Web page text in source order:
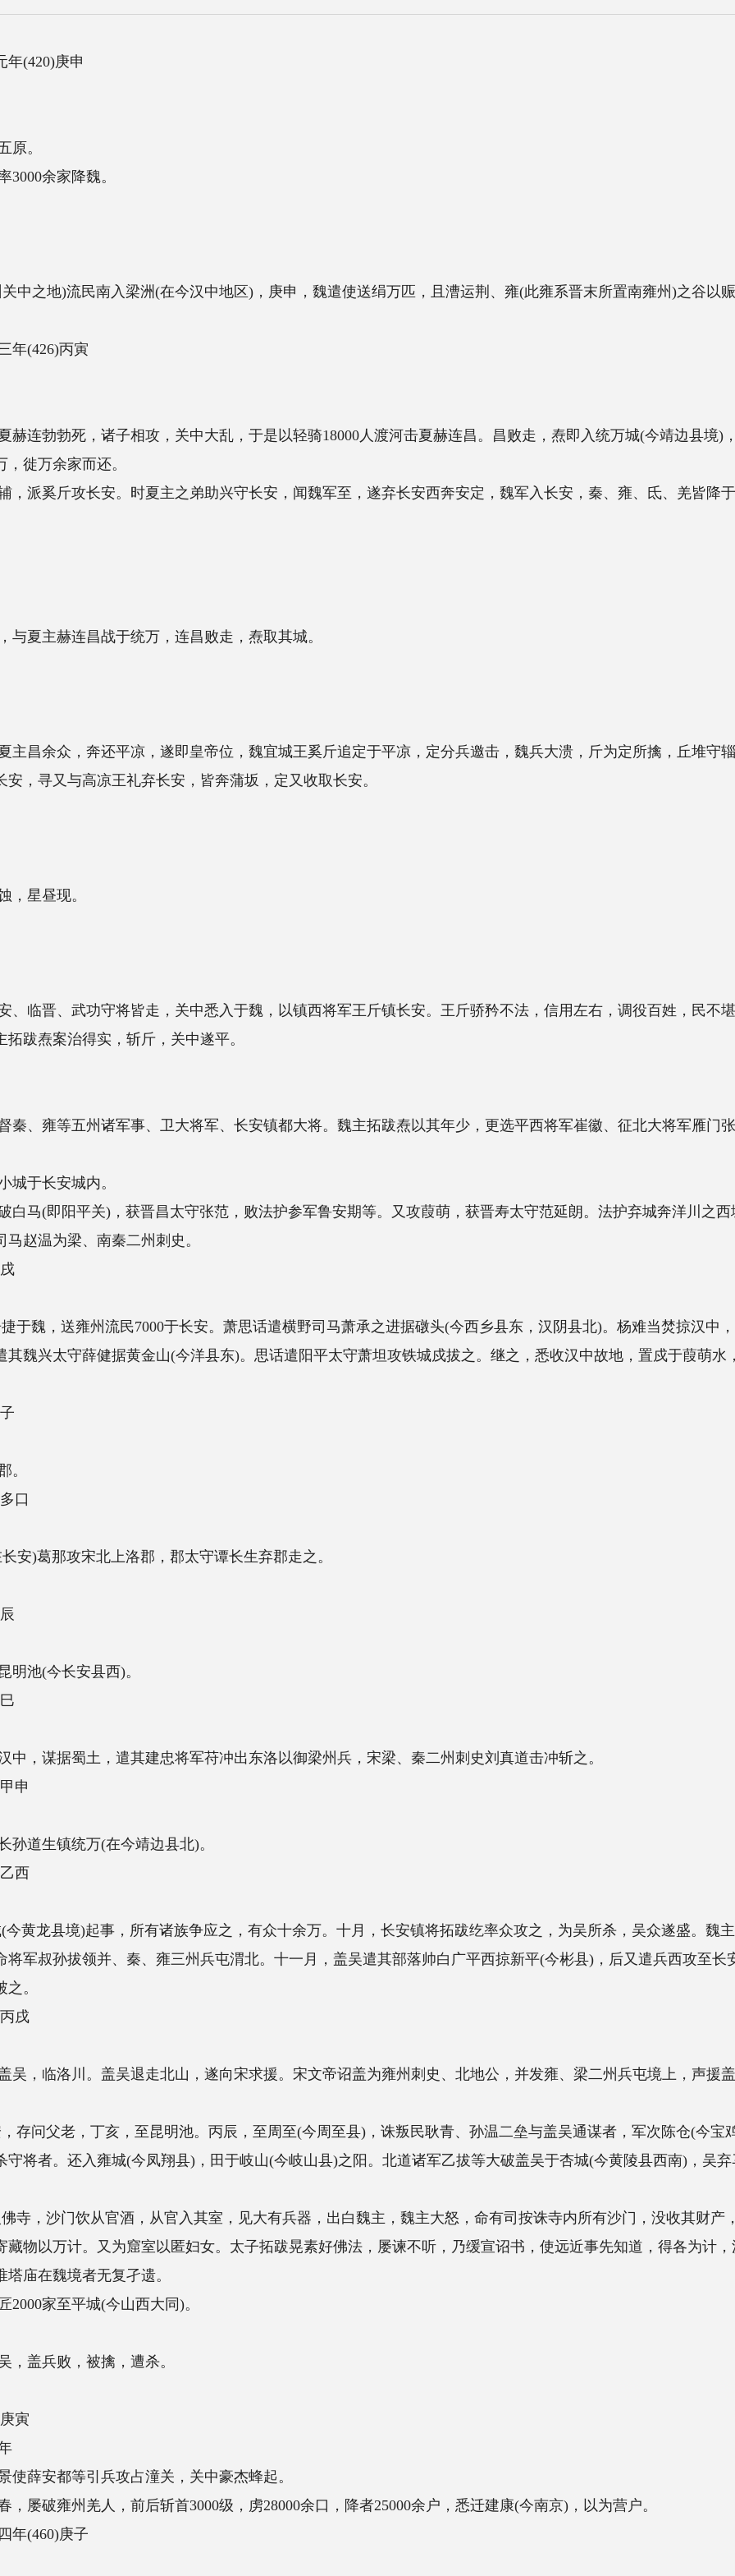
洲(在今汉中地区)，庚申，魏遣使送绢万匹，且漕运荆、雍(此雍系晋末所置南雍州)之谷以赈
相攻，关中大乱，于是以轻骑18000人渡河击夏赫连昌。昌败走，焘即入统万城(今靖边县境)，掠
时夏主之弟助兴守长安，闻魏军至，遂弃长安西奔安定，魏军入长安，秦、雍、氐、羌皆降于
统万，连昌败走，焘取其城。
凉，遂即皇帝位，魏宜城王奚斤追定于平凉，定分兵邀击，魏兵大溃，斤为定所擒，丘堆守辎重
礼弃长安，皆奔蒲坂，定又收取长安。
皆走，关中悉入于魏，以镇西将军王斤镇长安。王斤骄矜不法，信用左右，调役百姓，民不堪
，斩斤，关中遂平。
事、卫大将军、长安镇都大将。魏主拓跋焘以其年少，更选平西将军崔徽、征北大将军雁门张黎
晋昌太守张范，败法护参军鲁安期等。又攻葭萌，获晋寿太守范延朗。法护弃城奔洋川之西城，
二州刺史。
7000于长安。萧思话遣横野司马萧承之进据礅头(今西乡县东，汉阴县北)。杨难当焚掠汉中，引
黄金山(今洋县东)。思话遣阳平太守萧坦攻铁城戍拔之。继之，悉收汉中故地，置戍于葭萌水，萧
洛郡，郡太守谭长生弃郡走之。
)。
其建忠将军苻冲出东洛以御梁州兵，宋梁、秦二州刺史刘真道击冲斩之。
今靖边县北)。
有诸族争应之，有众十余万。十月，长安镇将拓跋纥率众攻之，为吴所杀，吴众遂盛。魏主拓
秦、雍三州兵屯渭北。十一月，盖吴遣其部落帅白广平西掠新平(今彬县)，后又遣兵西攻至长安，
退走北山，遂向宋求援。宋文帝诏盖为雍州刺史、北地公，并发雍、梁二州兵屯境上，声援盖
至昆明池。丙辰，至周至(今周至县)，诛叛民耿青、孙温二垒与盖吴通谋者，军次陈仓(今宝鸡
(今凤翔县)，田于岐山(今岐山县)之阳。北道诸军乙拔等大破盖吴于杏城(今黄陵县西南)，吴弃马道
，从官入其室，见大有兵器，出白魏主，魏主大怒，命有司按诛寺内所有沙门，没收其财产，大
窟室以匿妇女。太子拓跋晃素好佛法，屡谏不听，乃缓宣诏书，使远近事先知道，得各为计，沙门
复孑遗。
山西大同)。
，遭杀。
占潼关，关中豪杰蜂起。
后斩首3000级，虏28000余口，降者25000余户，悉迁建康(今南京)，以为营户。